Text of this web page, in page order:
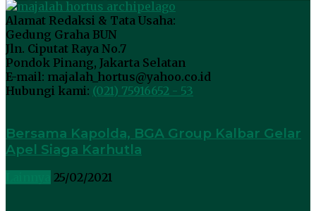
Alamat Redaksi & Tata Usaha:
Gedung Graha BUN
Jln. Ciputat Raya No.7
Pondok Pinang, Jakarta Selatan
E-mail: majalah_hortus@yahoo.co.id
Hubungi kami: (021) 75916652 - 53
Bersama Kapolda, BGA Group Kalbar Gelar
Apel Siaga Karhutla
25/02/2021